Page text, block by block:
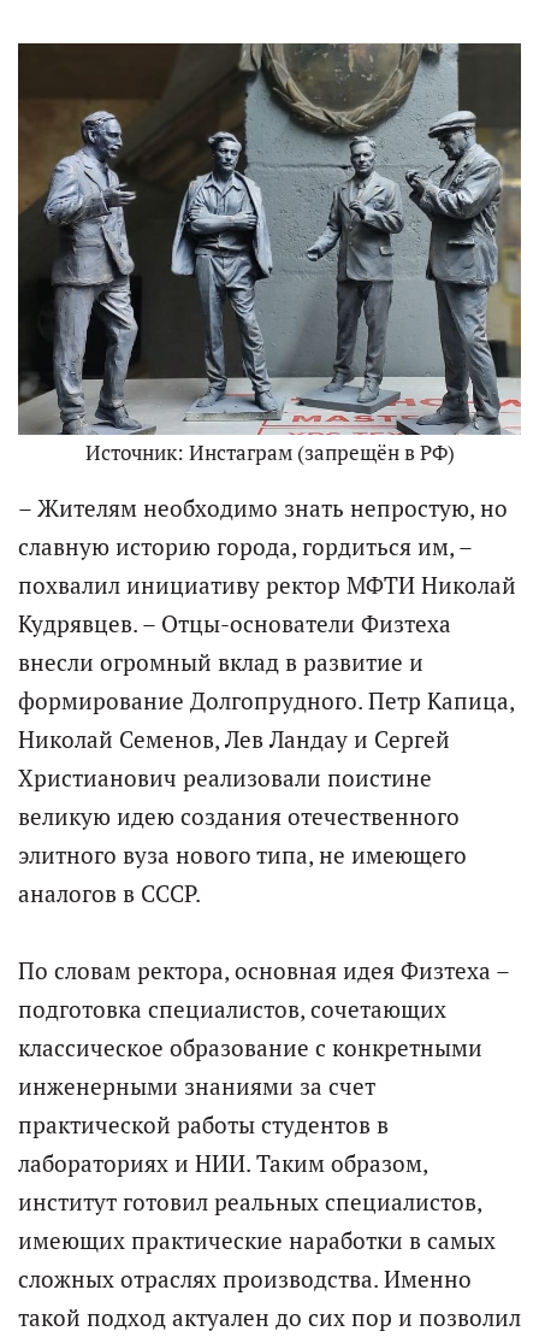
Источник: Инстаграм (запрещён в РФ)
– Жителям необходимо знать непростую, но
славную историю города, гордиться им, –
похвалил инициативу ректор МФТИ Николай
Кудрявцев. – Отцы-основатели Физтеха
внесли огромный вклад в развитие и
формирование Долгопрудного. Петр Капица,
Николай Семенов, Лев Ландау и Сергей
Христианович реализовали поистине
великую идею создания отечественного
элитного вуза нового типа, не имеющего
аналогов в СССР.
По словам ректора, основная идея Физтеха –
подготовка специалистов, сочетающих
классическое образование с конкретными
инженерными знаниями за счет
практической работы студентов в
лабораториях и НИИ. Таким образом,
институт готовил реальных специалистов,
имеющих практические наработки в самых
сложных отраслях производства. Именно
такой подход актуален до сих пор и позволил